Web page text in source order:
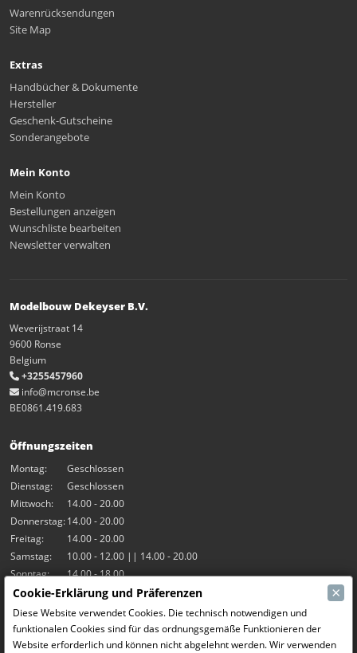
Warenrücksendungen
Site Map
Extras
Handbücher & Dokumente
Hersteller
Geschenk-Gutscheine
Sonderangebote
Mein Konto
Mein Konto
Bestellungen anzeigen
Wunschliste bearbeiten
Newsletter verwalten
Modelbouw Dekeyser B.V.
Weverijstraat 14
9600 Ronse
Belgium
+3255457960
info@mcronse.be
BE0861.419.683
Öffnungszeiten
Montag:
Geschlossen
Dienstag:
Geschlossen
Mittwoch:
14.00 - 20.00
Donnerstag:14.00 - 20.00
Freitag:
14.00 - 20.00
Samstag:
10.00 - 12.00 || 14.00 - 20.00
Sonntag:
14.00 - 18.00
Unsere Aktivitäten
Indoor-Halle Hangar7
Cookie-Erklärung und Präferenzen ×
Diese Website verwendet Cookies. Die technisch notwendigen und
funktionalen Cookies sind für das ordnungsgemäße Funktionieren der
Website erforderlich und können nicht abgelehnt werden. Wir verwenden